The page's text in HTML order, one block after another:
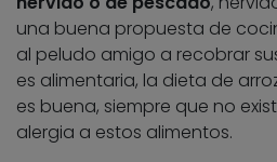
una buena propuesta de
al peludo amigo a recobrar
es alimentaria, la dieta de
es buena, siempre que no
alergia a estos alimentos.